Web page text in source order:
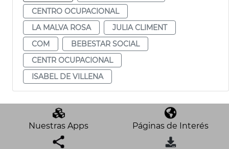
CENTRO OCUPACIONAL
LA MALVA ROSA
JULIA CLIMENT
COM
BEBESTAR SOCIAL
CENTR OCUPACIONAL
ISABEL DE VILLENA
Nuestras Apps Páginas de Interés